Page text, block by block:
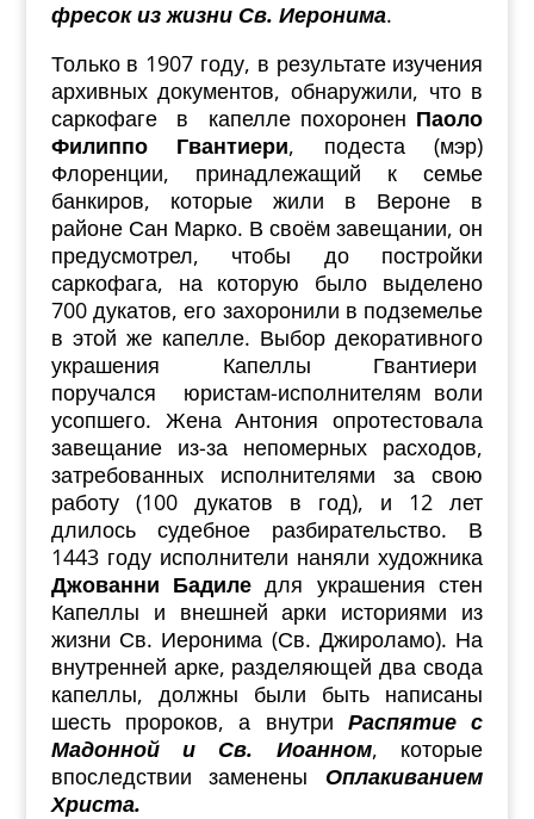
фресок из жизни Св. Иеронима.
Только в 1907 году, в результате изучения
архивных документов, обнаружили, что в
саркофаге в капелле похоронен Паоло
Филиппо Гвантиери, подеста (мэр)
Флоренции, принадлежащий к семье
банкиров, которые жили в Вероне в
районе Сан Марко. В своём завещании, он
предусмотрел, чтобы до постройки
саркофага, на которую было выделено
700 дукатов, его захоронили в подземелье
в этой же капелле. Выбор декоративного
украшения Капеллы Гвантиери
поручался юристам-исполнителям воли
усопшего. Жена Антония опротестовала
завещание из-за непомерных расходов,
затребованных исполнителями за свою
работу (100 дукатов в год), и 12 лет
длилось судебное разбирательство. В
1443 году исполнители наняли художника
Джованни Бадиле для украшения стен
Капеллы и внешней арки историями из
жизни Св. Иеронима (Св. Джироламо). На
внутренней арке, разделяющей два свода
капеллы, должны были быть написаны
шесть пророков, а внутри Распятие с
Мадонной и Св. Иоанном, которые
впоследствии заменены Оплакиванием
Христа.